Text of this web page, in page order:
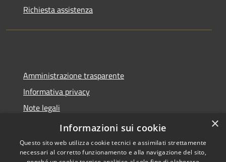
Richiesta assistenza
Amministrazione trasparente
Informativa privacy
Note legali
Dichiarazione di accessibilità
×
Informazioni sui cookie
Questo sito web utilizza cookie tecnici e assimilati strettamente
necessari al corretto funzionamento e alla navigazione del sito,